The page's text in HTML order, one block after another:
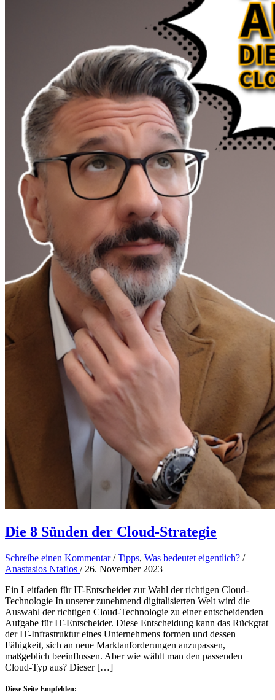
Die 8 Sünden der Cloud-Strategie
Schreibe einen Kommentar /Tipps, Was bedeutet eigentlich? /
Anastasios Ntaflos / 26. November 2023
Ein Leitfaden für IT-Entscheider zur Wahl der richtigen Cloud-
Technologie In unserer zunehmend digitalisierten Welt wird die
Auswahl der richtigen Cloud-Technologie zu einer entscheidenden
Aufgabe für IT-Entscheider. Diese Entscheidung kann das Rückgrat
der IT-Infrastruktur eines Unternehmens formen und dessen
Fähigkeit, sich an neue Marktanforderungen anzupassen,
maßgeblich beeinflussen. Aber wie wählt man den passenden
Cloud-Typ aus? Dieser […]
Diese Seite Empfehlen: